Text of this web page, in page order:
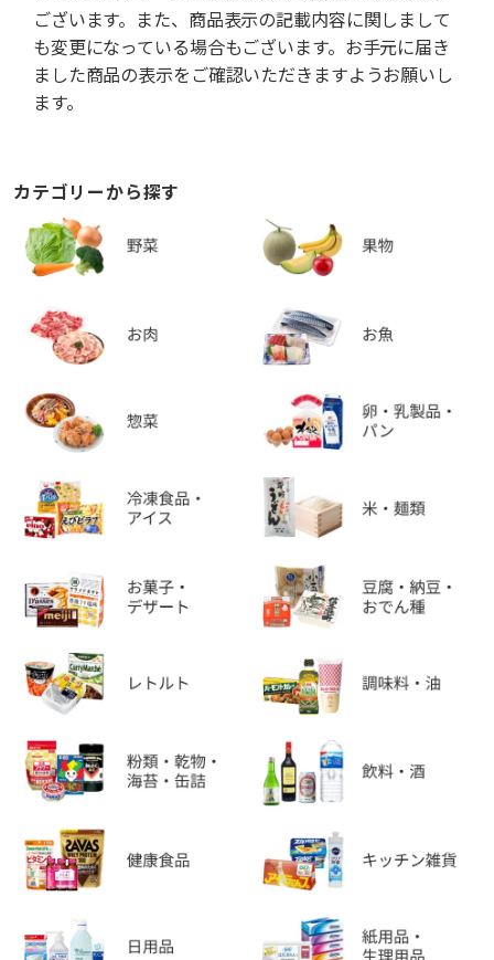
ございます。また、商品表示の記載内容に関しまして
も変更になっている場合もございます。お手元に届き
ました商品の表示をご確認いただきますようお願いし
ます。
カテゴリーから探す